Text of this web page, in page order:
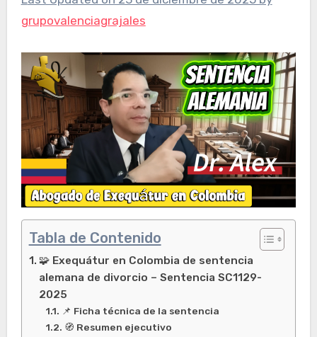
grupovalenciagrajales
Tabla de Contenido
🧩 Exequátur en Colombia de sentencia
alemana de divorcio – Sentencia SC1129-
2025
📌 Ficha técnica de la sentencia
🧭 Resumen ejecutivo